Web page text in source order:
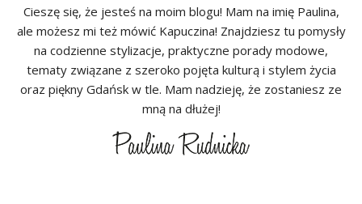
Cieszę się, że jesteś na moim blogu! Mam na imię Paulina,
ale możesz mi też mówić Kapuczina! Znajdziesz tu pomysły
na codzienne stylizacje, praktyczne porady modowe,
tematy związane z szeroko pojęta kulturą i stylem życia
oraz piękny Gdańsk w tle. Mam nadzieję, że zostaniesz ze
mną na dłużej!